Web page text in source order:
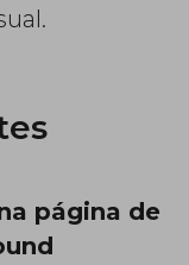
página de